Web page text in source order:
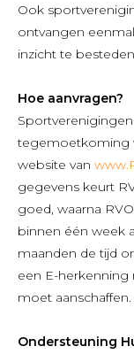
Ook
ontvangen
inzicht te besteden.
Hoe aanvragen?
tegemoetkoming
website van
gegevens keurt
goed, waarna
binnen één week
maanden de tijd
een E-
moet aanschaffen.
Ondersteuning